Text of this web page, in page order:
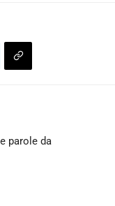
parole da